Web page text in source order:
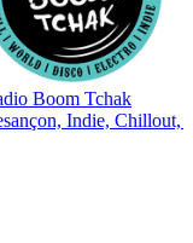
Boom Tchak
Indie, Chillout,